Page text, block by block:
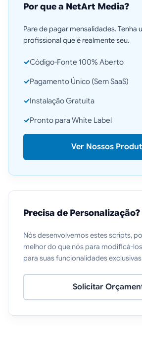
Por que a NetArt Media?
Pare de pagar mensalidades. Tenha
profissional que é realmente seu.
✓Código-Fonte 100% Aberto
✓Pagamento Único (Sem SaaS)
✓Instalação Gratuita
✓Pronto para White Label
Ver Nossos
Precisa de Personalização?
Nós desenvolvemos estes scripts,
melhor do que nós para modificá-
para suas funcionalidades
Solicitar